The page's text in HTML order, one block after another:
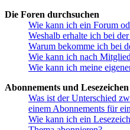
Die Foren durchsuchen
Wie kann ich ein Forum
Weshalb erhalte ich bei
Warum bekomme ich bei
Wie kann ich nach
Wie kann ich meine
Abonnements und Lesezeichen
Was ist der Unterschied
einem Abonnements für
Wie kann ich ein